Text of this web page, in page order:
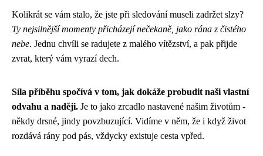
Kolikrát se vám stalo, že jste při sledování museli zadržet slzy?
Ty nejsilnější momenty přicházejí nečekaně, jako rána z čistého
nebe. Jednu chvíli se radujete z malého vítězství, a pak přijde
zvrat, který vám vyrazí dech.
Síla příběhu spočívá v tom, jak dokáže probudit naši vlastní
odvahu a naději. Je to jako zrcadlo nastavené našim životům -
někdy drsné, jindy povzbuzující. Vidíme v něm, že i když život
rozdává rány pod pás, vždycky existuje cesta vpřed.